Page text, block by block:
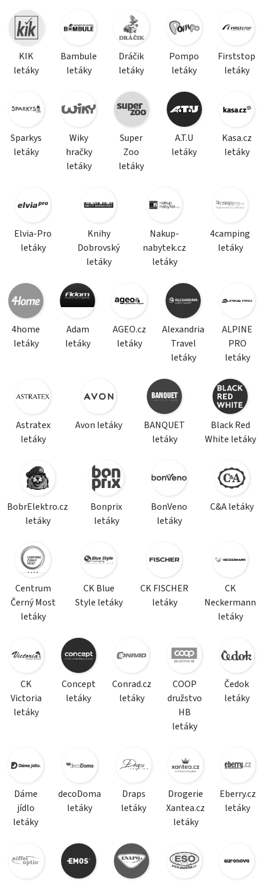
KIK
letáky
Bambule
letáky
Dráčik
letáky
Pompo
letáky
Firststop
letáky
Sparkys
letáky
Wiky
hračky
letáky
Super
Zoo
letáky
A.T.U
letáky
Kasa.cz
letáky
Elvia-Pro
letáky
Knihy
Dobrovský
letáky
Nakup-
nabytek.cz
letáky
4camping
letáky
4home
letáky
Adam
letáky
AGEO.cz
letáky
Alexandria
Travel
letáky
ALPINE
PRO
letáky
Astratex
letáky
Avon letáky
BANQUET
letáky
Black Red
White letáky
BobrElektro.cz
letáky
Bonprix
letáky
BonVeno
letáky
C&A letáky
Centrum
Černý Most
letáky
CK Blue
Style letáky
CK FISCHER
letáky
CK
Neckermann
letáky
CK
Victoria
letáky
Concept
letáky
Conrad.cz
letáky
COOP
družstvo
HB
letáky
Čedok
letáky
Dáme
jídlo
letáky
decoDoma
letáky
Draps
letáky
Drogerie
Xantea.cz
letáky
Eberry.cz
letáky